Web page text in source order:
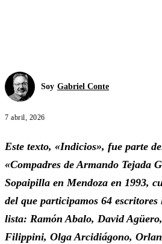
Soy Gabriel Conte
7 abril, 2026
Este texto, «Indicios», fue parte
«Compadres de Armando Tejada
Sopaipilla en Mendoza en 1993,
del que participamos 64
lista: Ramón Abalo, David
Filippini, Olga Arcidiágono,